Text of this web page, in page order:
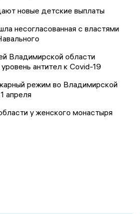
новые детские выплаты
несогласованная с властями
Владимирской области
антител к Covid-19
режим во Владимирской
апреля
у женского монастыря